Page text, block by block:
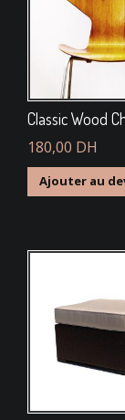
Classic Wood
180,00 DH
Ajouter au